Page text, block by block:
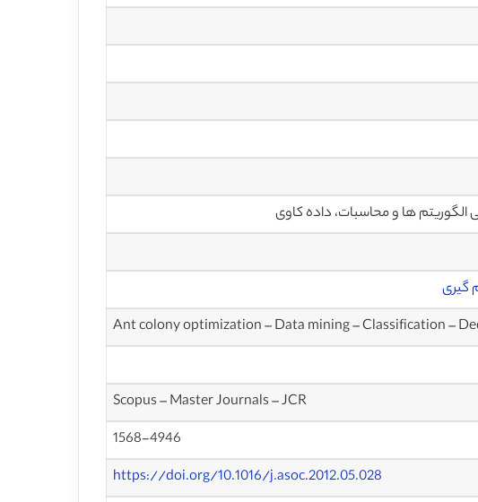
ها و محاسبات، داده کاوی
گیری
Ant colony optimization – Data mining – Classification –
Scopus – Master Journals – JCR
1568-4946
https://doi.org/10.1016/j.asoc.2012.05.028